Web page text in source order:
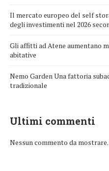
Il mercato europeo del self
degli investimenti nel 2026
Gli affitti ad Atene aumentano
abitative
Nemo Garden Una fattoria
tradizionale
Ultimi commenti
Nessun commento da mostrare.